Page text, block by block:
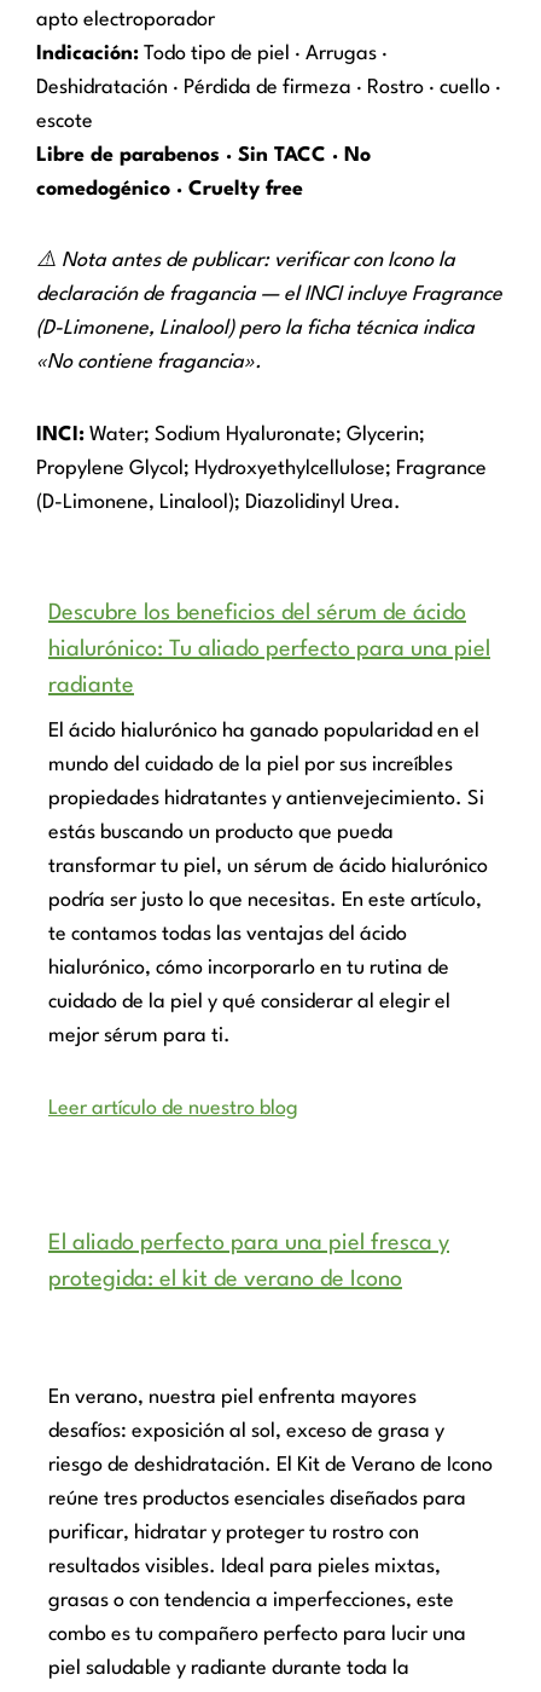
apto electroporador
Indicación: Todo tipo de piel · Arrugas ·
Deshidratación · Pérdida de firmeza · Rostro · cuello ·
escote
Libre de parabenos · Sin TACC · No
comedogénico · Cruelty free
⚠️ Nota antes de publicar: verificar con Icono la
declaración de fragancia — el INCI incluye Fragrance
(D-Limonene, Linalool) pero la ficha técnica indica
«No contiene fragancia».
INCI: Water; Sodium Hyaluronate; Glycerin;
Propylene Glycol; Hydroxyethylcellulose; Fragrance
(D-Limonene, Linalool); Diazolidinyl Urea.
Descubre los beneficios del sérum de ácido
hialurónico: Tu aliado perfecto para una piel
radiante
El ácido hialurónico ha ganado popularidad en el
mundo del cuidado de la piel por sus increíbles
propiedades hidratantes y antienvejecimiento. Si
estás buscando un producto que pueda
transformar tu piel, un sérum de ácido hialurónico
podría ser justo lo que necesitas. En este artículo,
te contamos todas las ventajas del ácido
hialurónico, cómo incorporarlo en tu rutina de
cuidado de la piel y qué considerar al elegir el
mejor sérum para ti.
Leer artículo de nuestro blog
El aliado perfecto para una piel fresca y
protegida: el kit de verano de Icono
En verano, nuestra piel enfrenta mayores
desafíos: exposición al sol, exceso de grasa y
riesgo de deshidratación. El Kit de Verano de Icono
reúne tres productos esenciales diseñados para
purificar, hidratar y proteger tu rostro con
resultados visibles. Ideal para pieles mixtas,
grasas o con tendencia a imperfecciones, este
combo es tu compañero perfecto para lucir una
piel saludable y radiante durante toda la